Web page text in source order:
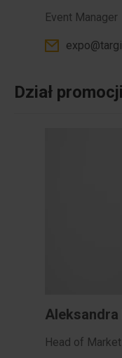
Event Manager
Dział promocji
Aleksandra
Head of